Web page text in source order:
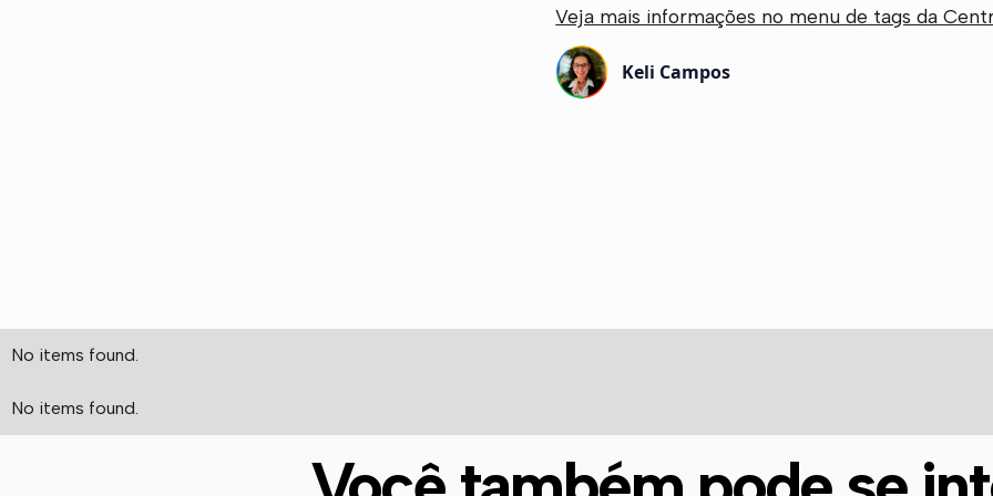
Veja mais informações no menu de tags da
Keli Campos
No items found.
No items found.